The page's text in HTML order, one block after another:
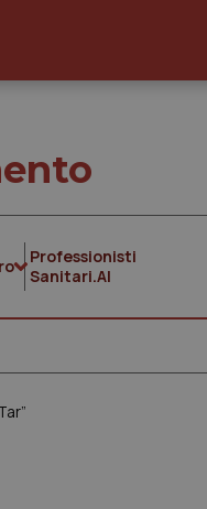
Professionisti
Sanitari.AI